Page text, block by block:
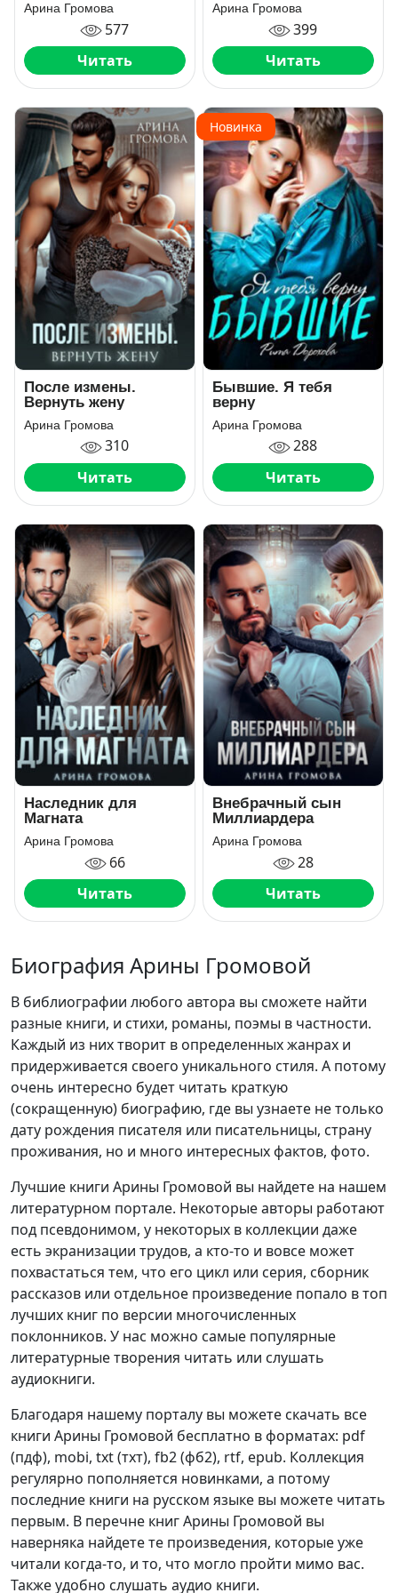
Арина Громова
577
Читать
Арина Громова
399
Читать
После измены.
Вернуть жену
Арина Громова
310
Читать
Новинка
Бывшие. Я тебя
верну
Арина Громова
288
Читать
Наследник для
Магната
Арина Громова
66
Читать
Внебрачный сын
Миллиардера
Арина Громова
28
Читать
Биография Арины Громовой
В библиографии любого автора вы сможете найти
разные книги, и стихи, романы, поэмы в частности.
Каждый из них творит в определенных жанрах и
придерживается своего уникального стиля. А потому
очень интересно будет читать краткую
(сокращенную) биографию, где вы узнаете не только
дату рождения писателя или писательницы, страну
проживания, но и много интересных фактов, фото.
Лучшие книги Арины Громовой вы найдете на нашем
литературном портале. Некоторые авторы работают
под псевдонимом, у некоторых в коллекции даже
есть экранизации трудов, а кто-то и вовсе может
похвастаться тем, что его цикл или серия, сборник
рассказов или отдельное произведение попало в топ
лучших книг по версии многочисленных
поклонников. У нас можно самые популярные
литературные творения читать или слушать
аудиокниги.
Благодаря нашему порталу вы можете скачать все
книги Арины Громовой бесплатно в форматах: pdf
(пдф), mobi, txt (тхт), fb2 (фб2), rtf, epub. Коллекция
регулярно пополняется новинками, а потому
последние книги на русском языке вы можете читать
первым. В перечне книг Арины Громовой вы
наверняка найдете те произведения, которые уже
читали когда-то, и то, что могло пройти мимо вас.
Также удобно слушать аудио книги.